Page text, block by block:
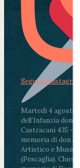
Martedì 4
dell’Infanzia don
Castracani 435 -
memoria di don
Artistico e
(Pescaglia),
Segui su Instagram